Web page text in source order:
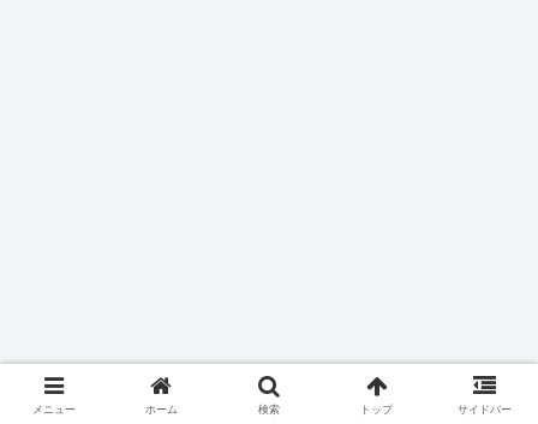
メニュー ホーム 検索 トップ サイドバー